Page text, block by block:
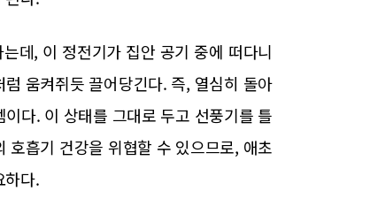
데, 이 정전기가 집안 공기 중에 떠다니
움켜쥐듯 끌어당긴다. 즉, 열심히 돌아
다. 이 상태를 그대로 두고 선풍기를 틀
호흡기 건강을 위협할 수 있으므로, 애초
하다.